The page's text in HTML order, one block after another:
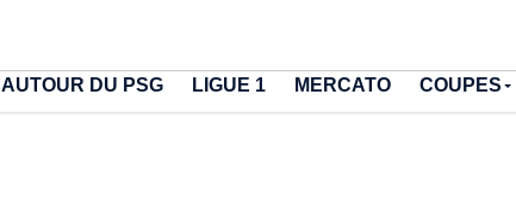
AUTOUR DU PSG LIGUE 1 MERCATO COUPES